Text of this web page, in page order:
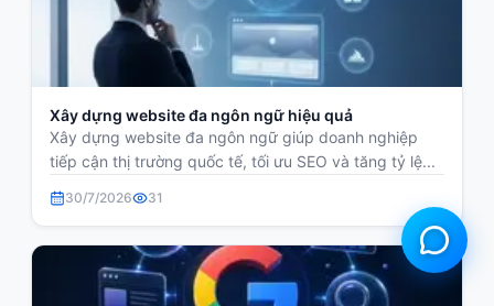
Xây dựng website đa ngôn ngữ hiệu quả
Xây dựng website đa ngôn ngữ giúp doanh nghiệp
tiếp cận thị trường quốc tế, tối ưu SEO và tăng tỷ lệ...
30/7/2026 31